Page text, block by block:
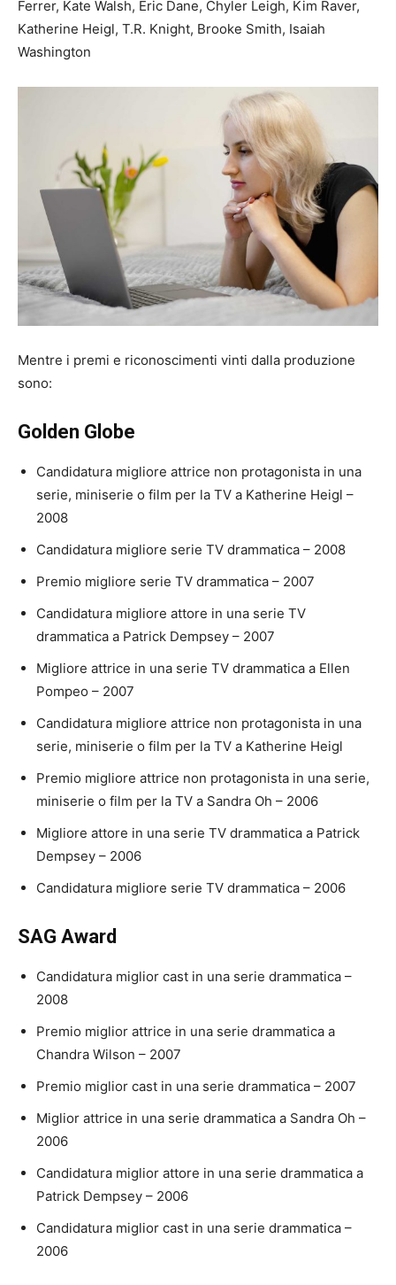
Ferrer, Kate Walsh, Eric Dane, Chyler Leigh, Kim Raver,
Katherine Heigl, T.R. Knight, Brooke Smith, Isaiah
Washington
Mentre i premi e riconoscimenti vinti dalla produzione
sono:
Golden Globe
Candidatura migliore attrice non protagonista in una
serie, miniserie o film per la TV a Katherine Heigl –
2008
Candidatura migliore serie TV drammatica – 2008
Premio migliore serie TV drammatica – 2007
Candidatura migliore attore in una serie TV
drammatica a Patrick Dempsey – 2007
Migliore attrice in una serie TV drammatica a Ellen
Pompeo – 2007
Candidatura migliore attrice non protagonista in una
serie, miniserie o film per la TV a Katherine Heigl
Premio migliore attrice non protagonista in una serie,
miniserie o film per la TV a Sandra Oh – 2006
Migliore attore in una serie TV drammatica a Patrick
Dempsey – 2006
Candidatura migliore serie TV drammatica – 2006
SAG Award
Candidatura miglior cast in una serie drammatica –
2008
Premio miglior attrice in una serie drammatica a
Chandra Wilson – 2007
Premio miglior cast in una serie drammatica – 2007
Miglior attrice in una serie drammatica a Sandra Oh –
2006
Candidatura miglior attore in una serie drammatica a
Patrick Dempsey – 2006
Candidatura miglior cast in una serie drammatica –
2006